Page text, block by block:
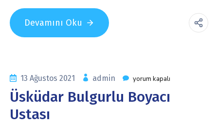
Devamını Oku
13 Ağustos 2021 admin yorum kapalı
Üsküdar Bulgurlu Boyacı
Ustası